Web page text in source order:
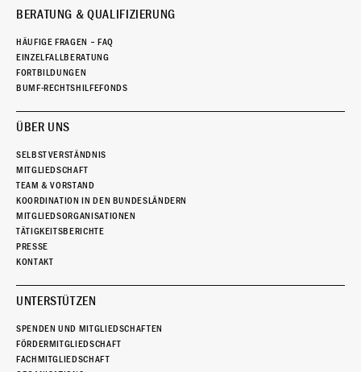
BERATUNG & QUALIFIZIERUNG
HÄUFIGE FRAGEN – FAQ
EINZELFALLBERATUNG
FORTBILDUNGEN
BUMF-RECHTSHILFEFONDS
ÜBER UNS
SELBSTVERSTÄNDNIS
MITGLIEDSCHAFT
TEAM & VORSTAND
KOORDINATION IN DEN BUNDESLÄNDERN
MITGLIEDSORGANISATIONEN
TÄTIGKEITSBERICHTE
PRESSE
KONTAKT
UNTERSTÜTZEN
SPENDEN UND MITGLIEDSCHAFTEN
FÖRDERMITGLIEDSCHAFT
FACHMITGLIEDSCHAFT